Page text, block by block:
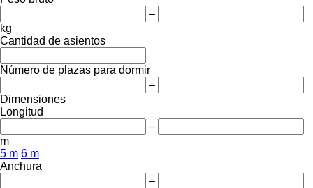
–
kg
Cantidad de asientos
Número de plazas para dormir
–
Dimensiones
Longitud
–
m
5 m 6 m
Anchura
–